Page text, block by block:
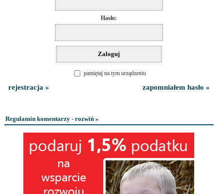
Hasło:
pamiętaj na tym urządzeniu
rejestracja » zapomniałem hasło »
Regulamin komentarzy - rozwiń »